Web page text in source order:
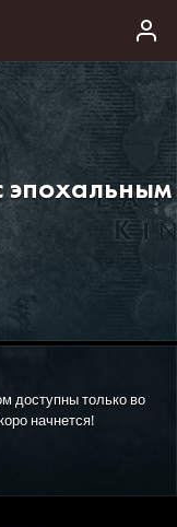
эпохальным
доступны только во
начнется!